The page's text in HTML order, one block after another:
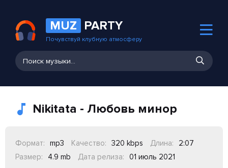
MUZ PARTY
Почувствуй клубную атмосферу
Nikitata - Любовь минор
Формат: mp3 Качество: 320 kbps Длина:
2:07
Размер:
4.9 mb Дата релиза: 01 июль 2021